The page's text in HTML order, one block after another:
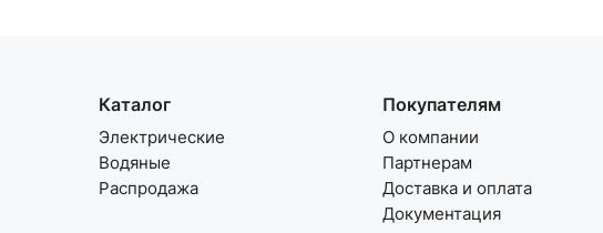
Каталог
Электрические
Водяные
Распродажа
Покупателям
О компании
Партнерам
Доставка и оплата
Документация